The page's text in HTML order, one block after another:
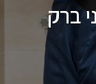
ברק